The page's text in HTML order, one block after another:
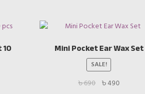
Mini Pocket Ear Wax Set
SALE!
৳690 Original
৳490Current